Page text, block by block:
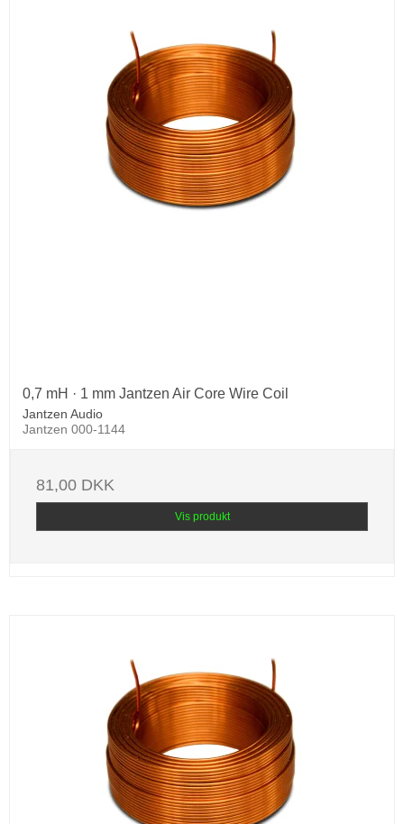
0,7 mH · 1 mm Jantzen Air Core Wire Coil
Jantzen Audio
Jantzen 000-1144
81,00 DKK
Vis produkt